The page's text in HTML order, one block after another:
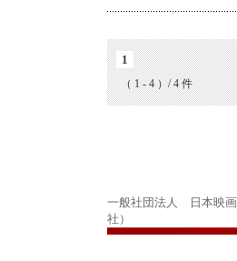
1
（ 1 - 4 ）/ 4 件
一般社団法人 日本映
社）